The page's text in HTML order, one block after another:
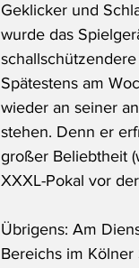
Geklicker und
wurde das
Spätestens am
wieder an seiner
stehen. Denn er
großer Beliebtheit
XXXL-Pokal vor
Übrigens: Am
Bereichs im